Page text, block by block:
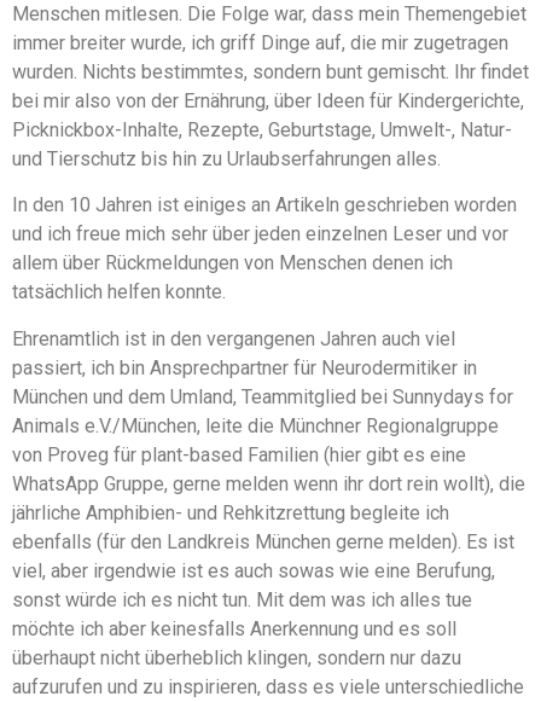
Menschen mitlesen. Die Folge war, dass mein Themengebiet
immer breiter wurde, ich griff Dinge auf, die mir zugetragen
wurden. Nichts bestimmtes, sondern bunt gemischt. Ihr findet
bei mir also von der Ernährung, über Ideen für Kindergerichte,
Picknickbox-Inhalte, Rezepte, Geburtstage, Umwelt-, Natur-
und Tierschutz bis hin zu Urlaubserfahrungen alles.
In den 10 Jahren ist einiges an Artikeln geschrieben worden
und ich freue mich sehr über jeden einzelnen Leser und vor
allem über Rückmeldungen von Menschen denen ich
tatsächlich helfen konnte.
Ehrenamtlich ist in den vergangenen Jahren auch viel
passiert, ich bin Ansprechpartner für Neurodermitiker in
München und dem Umland, Teammitglied bei Sunnydays for
Animals e.V./München, leite die Münchner Regionalgruppe
von Proveg für plant-based Familien (hier gibt es eine
WhatsApp Gruppe, gerne melden wenn ihr dort rein wollt), die
jährliche Amphibien- und Rehkitzrettung begleite ich
ebenfalls (für den Landkreis München gerne melden). Es ist
viel, aber irgendwie ist es auch sowas wie eine Berufung,
sonst würde ich es nicht tun. Mit dem was ich alles tue
möchte ich aber keinesfalls Anerkennung und es soll
überhaupt nicht überheblich klingen, sondern nur dazu
aufzurufen und zu inspirieren, dass es viele unterschiedliche